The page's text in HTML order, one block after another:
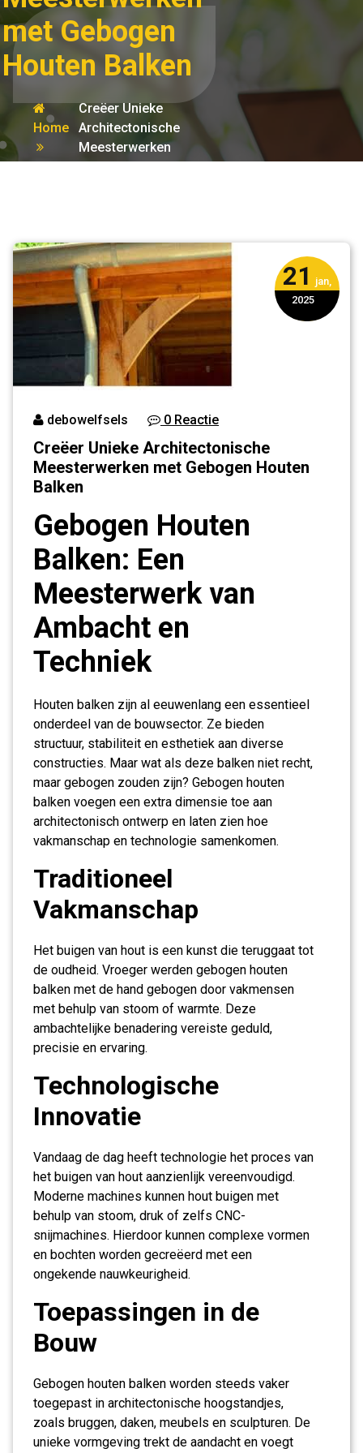
met Gebogen
Houten Balken
Home
hout
Creëer Unieke
Architectonische
Meesterwerken
met Gebogen
21
jan,
2025
debowelfsels 0 Reactie
Creëer Unieke Architectonische
Meesterwerken met Gebogen Houten
Balken
Gebogen Houten
Balken: Een
Meesterwerk van
Ambacht en
Techniek
Houten balken zijn al eeuwenlang een essentieel
onderdeel van de bouwsector. Ze bieden
structuur, stabiliteit en esthetiek aan diverse
constructies. Maar wat als deze balken niet recht,
maar gebogen zouden zijn? Gebogen houten
balken voegen een extra dimensie toe aan
architectonisch ontwerp en laten zien hoe
vakmanschap en technologie samenkomen.
Traditioneel
Vakmanschap
Het buigen van hout is een kunst die teruggaat tot
de oudheid. Vroeger werden gebogen houten
balken met de hand gebogen door vakmensen
met behulp van stoom of warmte. Deze
ambachtelijke benadering vereiste geduld,
precisie en ervaring.
Technologische
Innovatie
Vandaag de dag heeft technologie het proces van
het buigen van hout aanzienlijk vereenvoudigd.
Moderne machines kunnen hout buigen met
behulp van stoom, druk of zelfs CNC-
snijmachines. Hierdoor kunnen complexe vormen
en bochten worden gecreëerd met een
ongekende nauwkeurigheid.
Toepassingen in de
Bouw
Gebogen houten balken worden steeds vaker
toegepast in architectonische hoogstandjes,
zoals bruggen, daken, meubels en sculpturen. De
unieke vormgeving trekt de aandacht en voegt